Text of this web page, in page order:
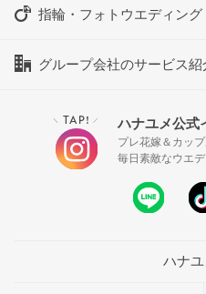
指輪・フォトウエディング
グループ会社のサービス紹
＼ TAP! ／ ハナユメ公式
プレ花嫁＆カッ
毎日素敵なウエ
ハナ